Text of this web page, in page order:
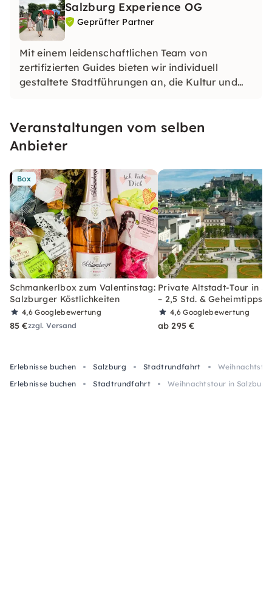
Salzburg Experience OG
Geprüfter Partner
Mit einem leidenschaftlichen Team von
zertifizierten Guides bieten wir individuell
gestaltete Stadtführungen an, die Kultur und
darauf, Salzburg mit dir neu zu entdecken.
Veranstaltungen vom selben
Anbieter
Box
Schmankerlbox zum Valentinstag:
Salzburger Köstlichkeiten
4,6Googlebewertung
85 €zzgl. Versand
Private Altstadt-Tour in
– 2,5 Std. & Geheimtipps
4,6Googlebewertung
ab 295 €
Erlebnisse buchen Salzburg Stadtrundfahrt
Erlebnisse buchen
Stadtrundfahrt Weihnachtstour in